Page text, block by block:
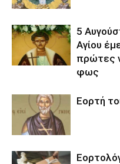
5
Αγίου
πρώτες
φως
Εορτή